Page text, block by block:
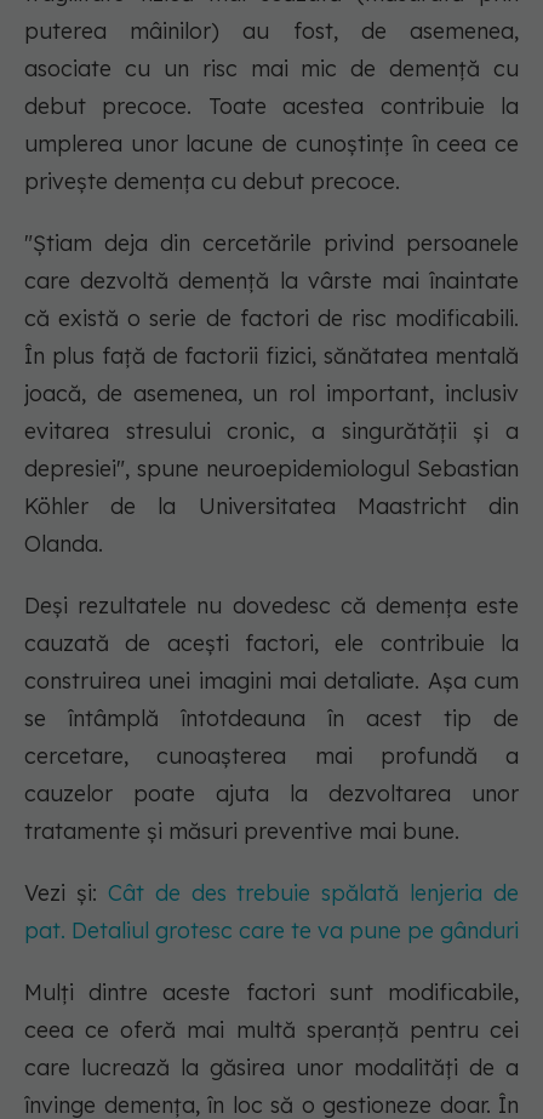
puterea mâinilor) au fost, de asemenea,
asociate cu un risc mai mic de demență cu
debut precoce. Toate acestea contribuie la
umplerea unor lacune de cunoștințe în ceea ce
privește demența cu debut precoce.
"Știam deja din cercetările privind persoanele
care dezvoltă demență la vârste mai înaintate
că există o serie de factori de risc modificabili.
În plus față de factorii fizici, sănătatea mentală
joacă, de asemenea, un rol important, inclusiv
evitarea stresului cronic, a singurătății și a
depresiei", spune neuroepidemiologul Sebastian
Köhler de la Universitatea Maastricht din
Olanda.
Deși rezultatele nu dovedesc că demența este
cauzată de acești factori, ele contribuie la
construirea unei imagini mai detaliate. Așa cum
se întâmplă întotdeauna în acest tip de
cercetare, cunoașterea mai profundă a
cauzelor poate ajuta la dezvoltarea unor
tratamente și măsuri preventive mai bune.
Vezi și: Cât de des trebuie spălată lenjeria de
pat. Detaliul grotesc care te va pune pe gânduri
Mulți dintre aceste factori sunt modificabile,
ceea ce oferă mai multă speranță pentru cei
care lucrează la găsirea unor modalități de a
învinge demența, în loc să o gestioneze doar. În